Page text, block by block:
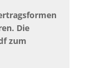
Die
zum